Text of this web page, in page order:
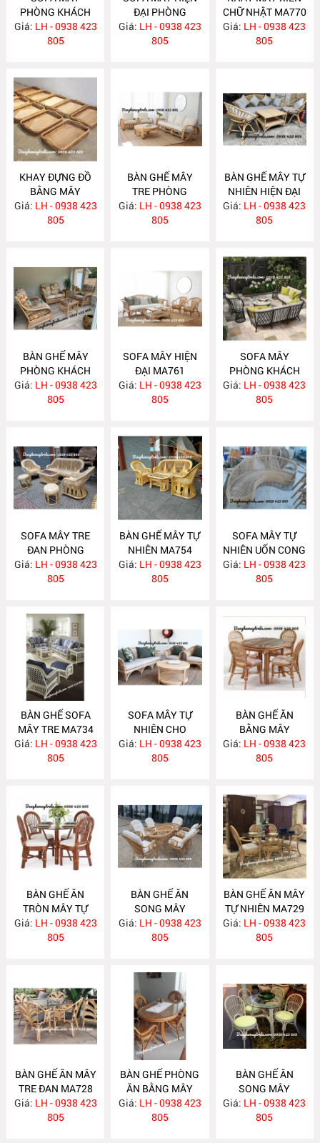
PHÒNG KHÁCH
KIỂU DÁNG ĐƠN
GIẢN MA778
Giá: LH - 0938 423
805
ĐẠI PHÒNG
KHÁCH MA777
Giá: LH - 0938 423
805
CHỮ NHẬT MA770
Giá: LH - 0938 423
805
KHAY ĐỰNG ĐỒ
BẰNG MÂY
MA769
Giá: LH - 0938 423
805
BÀN GHẾ MÂY
TRE PHÒNG
KHÁCH MA764
Giá: LH - 0938 423
805
BÀN GHẾ MÂY TỰ
NHIÊN HIỆN ĐẠI
MA763
Giá: LH - 0938 423
805
BÀN GHẾ MÂY
PHÒNG KHÁCH
MA762
Giá: LH - 0938 423
805
SOFA MÂY HIỆN
ĐẠI MA761
Giá: LH - 0938 423
805
SOFA MÂY
PHÒNG KHÁCH
MA760
Giá: LH - 0938 423
805
SOFA MÂY TRE
ĐAN PHÒNG
KHÁCH MA755
Giá: LH - 0938 423
805
BÀN GHẾ MÂY TỰ
NHIÊN MA754
Giá: LH - 0938 423
805
SOFA MÂY TỰ
NHIÊN UỐN CONG
MA743
Giá: LH - 0938 423
805
BÀN GHẾ SOFA
MÂY TRE MA734
Giá: LH - 0938 423
805
SOFA MÂY TỰ
NHIÊN CHO
PHÒNG KHÁCH
MA733
Giá: LH - 0938 423
805
BÀN GHẾ ĂN
BẰNG MÂY
MA732
Giá: LH - 0938 423
805
BÀN GHẾ ĂN
TRÒN MÂY TỰ
NHIÊN MA731
Giá: LH - 0938 423
805
BÀN GHẾ ĂN
SONG MÂY
MA730
Giá: LH - 0938 423
805
BÀN GHẾ ĂN MÂY
TỰ NHIÊN MA729
Giá: LH - 0938 423
805
BÀN GHẾ ĂN MÂY
TRE ĐAN MA728
Giá: LH - 0938 423
805
BÀN GHẾ PHÒNG
ĂN BẰNG MÂY
MA727
Giá: LH - 0938 423
805
BÀN GHẾ ĂN
SONG MÂY
MA726
Giá: LH - 0938 423
805